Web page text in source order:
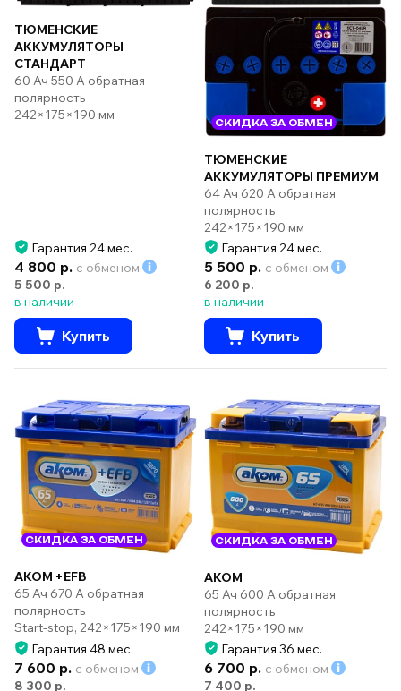
ТЮМЕНСКИЕ
АККУМУЛЯТОРЫ
СТАНДАРТ
60 Ач 550 А обратная
полярность
242×175×190 мм
Гарантия 24 мес.
4 800 р. с обменом
5 500 р.
в наличии
Купить
СКИДКА ЗА ОБМЕН
ТЮМЕНСКИЕ
АККУМУЛЯТОРЫ ПРЕМИУМ
64 Ач 620 А обратная
полярность
242×175×190 мм
Гарантия 24 мес.
5 500 р. с обменом
6 200 р.
в наличии
Купить
СКИДКА ЗА ОБМЕН
AKOM +EFB
65 Ач 670 А обратная
полярность
Start-stop, 242×175×190 мм
Гарантия 48 мес.
7 600 р. с обменом
8 300 р.
СКИДКА ЗА ОБМЕН
AKOM
65 Ач 600 А обратная
полярность
242×175×190 мм
Гарантия 36 мес.
6 700 р. с обменом
7 400 р.